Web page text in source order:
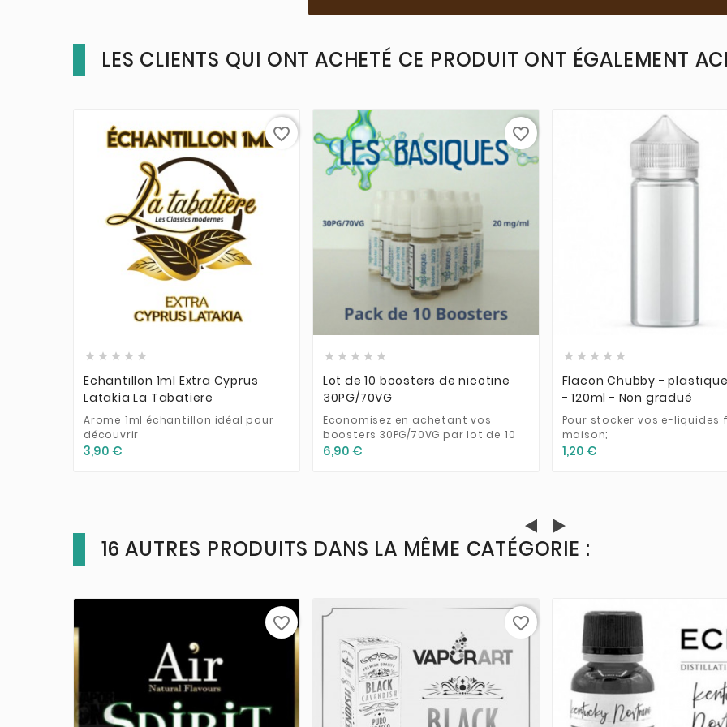
LES CLIENTS QUI ONT ACHETÉ CE PRODUIT ONT ÉGALEMENT
  
    
Echantillon 1ml Extra Cyprus
Latakia La Tabatiere
Arome 1ml échantillon idéal pour
découvrir
3,90 €
favorite_border
  
    
Lot de 10 boosters de nicotine
30PG/70VG
Economisez en achetant vos
boosters 30PG/70VG par lot de 10
6,90 €
favorite_border
 
    
Flacon Chubby -
- 120ml - Non gradué
Pour stocker vos e-liquides
maison;
1,20 €
16 AUTRES PRODUITS DANS LA MÊME CATÉGORIE :
favorite_border favorite_border